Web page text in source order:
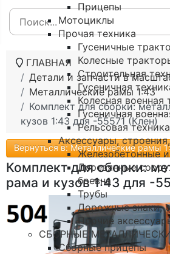
Прицепы
Мотоциклы
Прочая техника
Гусеничные
Колесные
Строительная
Гусеничная
Колесная военная
Гусеничная
Рельсовая техника
Аксессуары,
Железобетонные
Деревянные
бревна
Трубы
Дорожные знаки,
Прочие
СБОРНЫЕ
Сборные прицепы
ГЛАВНАЯ
Детали и запчасти в
Металлические рамы 1:43
Комплект для сборки:
кузов 1:43 для -55571 (Клен)
Вернуться в: Металлические рамы
Комплект для сборки:
рама и кузов 1:43 для -